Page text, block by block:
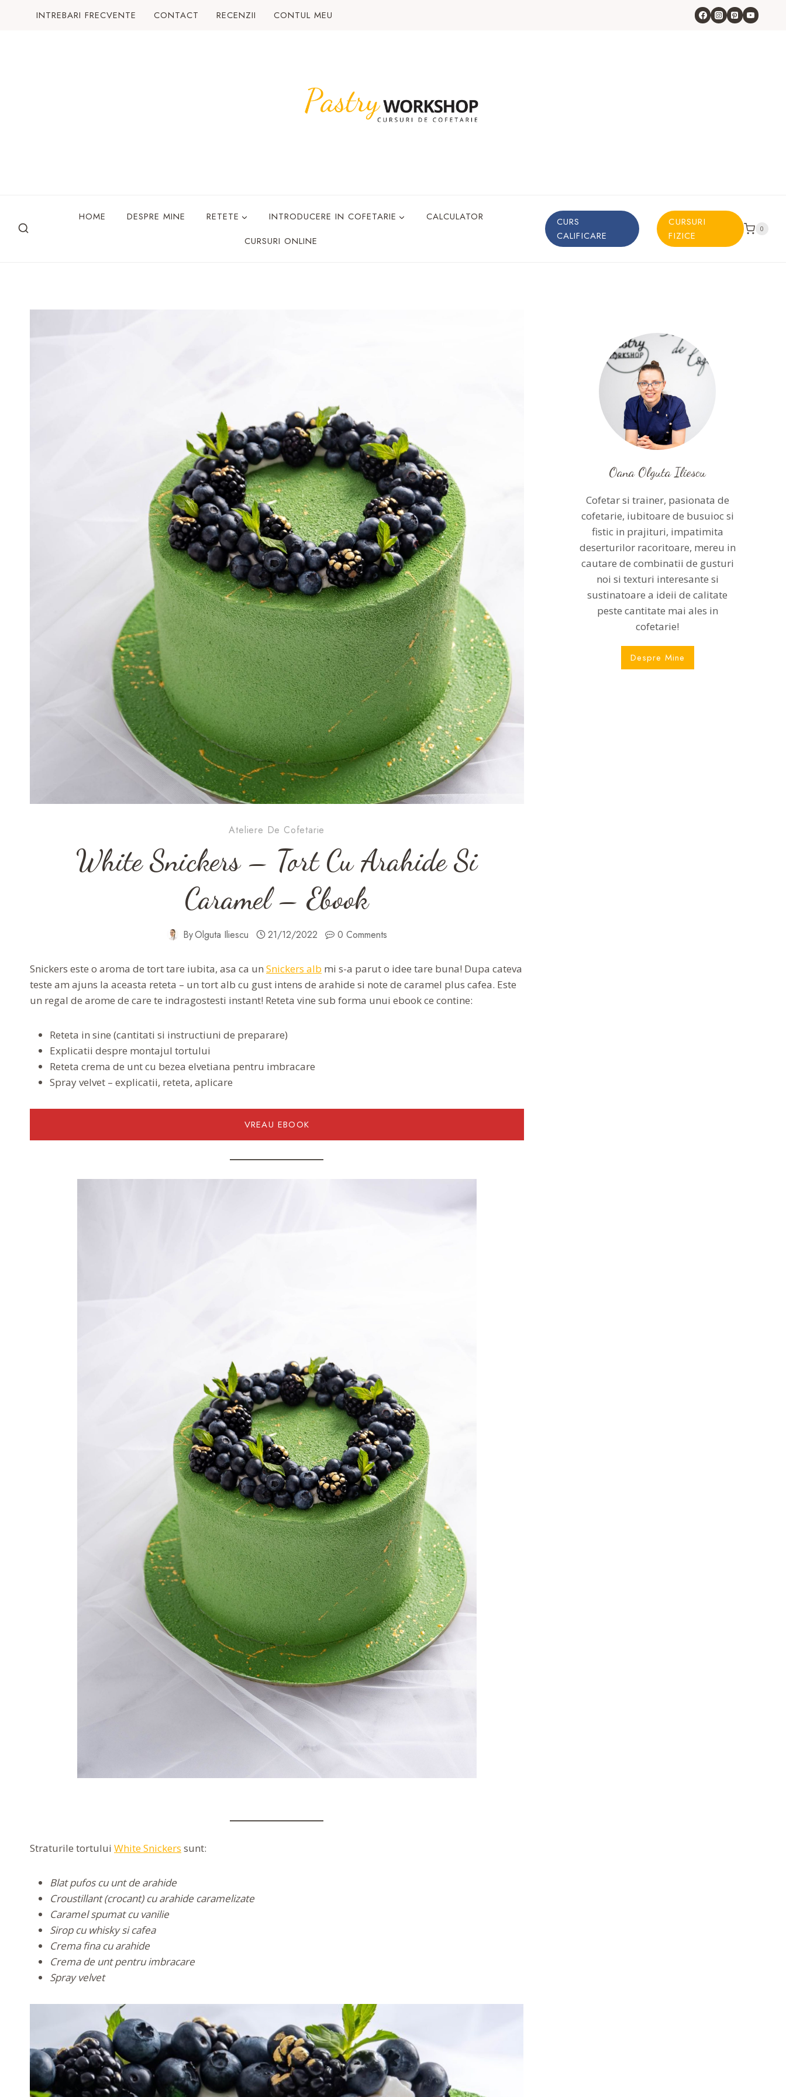
INTREBARI FRECVENTE CONTACT RECENZII CONTUL MEU
HOME DESPRE MINE RETETE INTRODUCERE IN COFETARIE
CALCULATOR
CURSURI ONLINE
CURS
CALIFICARE
CURSURI
FIZICE
0
Ateliere De Cofetarie
White Snickers – Tort Cu Arahide Si
Caramel – Ebook
ByOlguta Iliescu 21/12/2022 0 Comments
Snickers este o aroma de tort tare iubita, asa ca un Snickers alb mi s-a parut o idee tare buna! Dupa cateva
teste am ajuns la aceasta reteta – un tort alb cu gust intens de arahide si note de caramel plus cafea. Este
un regal de arome de care te indragostesti instant! Reteta vine sub forma unui ebook ce contine:
Reteta in sine (cantitati si instructiuni de preparare)
Explicatii despre montajul tortului
Reteta crema de unt cu bezea elvetiana pentru imbracare
Spray velvet – explicatii, reteta, aplicare
VREAU EBOOK
Straturile tortului White Snickers sunt:
Blat pufos cu unt de arahide
Croustillant (crocant) cu arahide caramelizate
Caramel spumat cu vanilie
Sirop cu whisky si cafea
Crema fina cu arahide
Crema de unt pentru imbracare
Spray velvet
Oana Olguta Iliescu
Cofetar si trainer, pasionata de
cofetarie, iubitoare de busuioc si
fistic in prajituri, impatimita
deserturilor racoritoare, mereu in
cautare de combinatii de gusturi
noi si texturi interesante si
sustinatoare a ideii de calitate
peste cantitate mai ales in
cofetarie!
Despre Mine